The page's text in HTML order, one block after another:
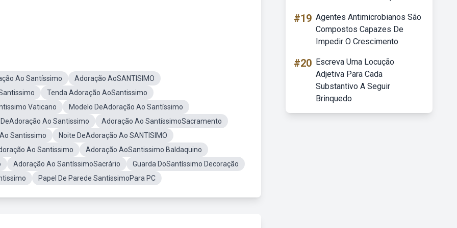
Ao Santíssimo
Adoração AoSANTISIMO
Tenda Adoração AoSantissimo
Vaticano
Modelo DeAdoração Ao Santíssimo
Ao Santissimo
Adoração Ao SantíssimoSacramento
Santissimo
Noite DeAdoração Ao SANTISIMO
Ao Santissimo
Adoração AoSantissimo Baldaquino
Adoração Ao SantíssimoSacrário
Guarda DoSantíssimo Decoração
Papel De Parede SantissimoPara PC
#19 Agentes Antimicrobianos São
Compostos Capazes De
Impedir O Crescimento
#20 Escreva Uma Locução
Adjetiva Para Cada
Substantivo A Seguir
Brinquedo